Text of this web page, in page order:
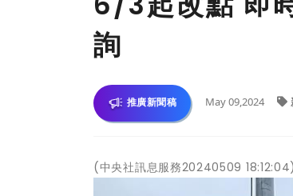
詢
推廣新聞稿 May 09,2024
(中央社訊息服務20240509 18:12:04)